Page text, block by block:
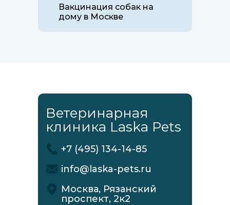
Вакцинация собак на
дому в Москве
Ветеринарная
клиника Laska Pets
+7 (495) 134-14-85
info@laska-pets.ru
Москва, Рязанский
проспект, 2к2